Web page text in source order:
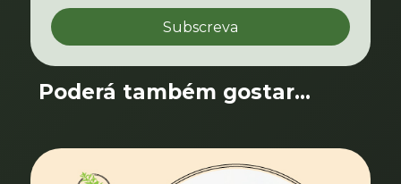
Poderá também gostar...